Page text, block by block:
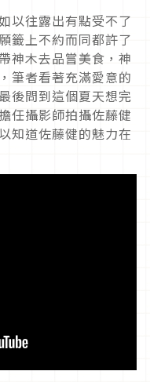
以往露出有點受不了
籤上不約而同都許了
神木去品嘗美食，神
筆者看著充滿愛意的
後問到這個夏天想完
任攝影師拍攝佐藤健
知道佐藤健的魅力在